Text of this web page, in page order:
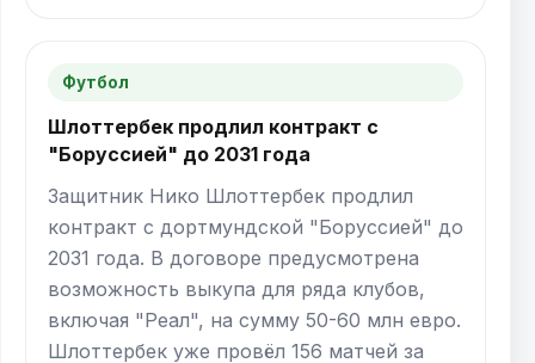
Футбол
Шлоттербек продлил контракт с
"Боруссией" до 2031 года
Защитник Нико Шлоттербек продлил
контракт с дортмундской "Боруссией" до
2031 года. В договоре предусмотрена
возможность выкупа для ряда клубов,
включая "Реал", на сумму 50-60 млн евро.
Шлоттербек уже провёл 156 матчей за